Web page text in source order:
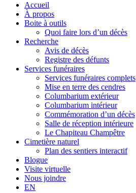
Accueil
À propos
Boite à outils
Quoi faire lors d’un décès
Recherche
Avis de décès
Registre des défunts
Services funéraires
Services funéraires complets
Mise en terre des cendres
Columbarium extérieur
Columbarium intérieur
Commémoration d’un décès
Salle de réception intérieure
Le Chapiteau Champêtre
Cimetière naturel
Plan des sentiers interactif
Blogue
Visite virtuelle
Nous joindre
EN